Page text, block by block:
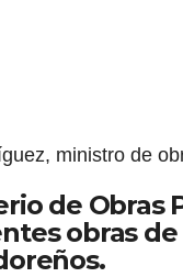
ministro de
de Obras
obras